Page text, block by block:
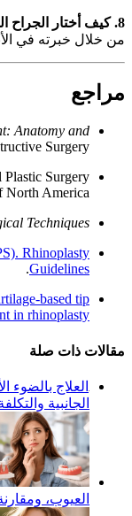
8. كيف أختار الجراح المناسب؟
من خلال خبرته في
مراجع
Anatomy and
Surgery.
Plastic Surgery
North America.
Techniques.
Rhinoplasty
Guidelines
.
based tip
in rhinoplasty
مقالات ذات صلة
العلاج بالضوء
الجانبية
العيوب،